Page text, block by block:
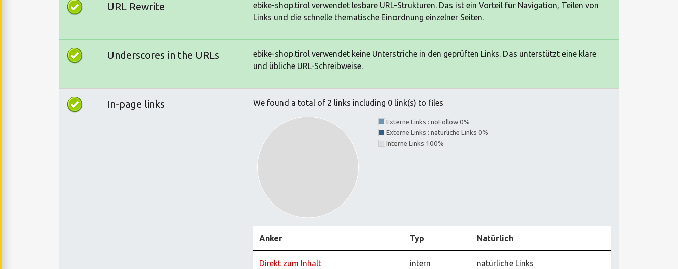
URL Rewrite
ebike-shop.tirol verwendet lesbare URL-Strukturen. Das ist ein Vorteil für Navigation, Teilen von
Links und die schnelle thematische Einordnung einzelner Seiten.
Underscores in the URLs
ebike-shop.tirol verwendet keine Unterstriche in den geprüften Links. Das unterstützt eine klare
und übliche URL-Schreibweise.
In-page links We found a total of 2 links including 0 link(s) to files
Externe Links : noFollow 0%
Externe Links : natürliche Links 0%
Interne Links 100%
Anker Typ Natürlich
Direkt zum Inhalt intern natürliche Links